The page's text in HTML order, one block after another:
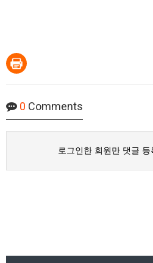
0 Comments
로그인한 회원만 댓글 등